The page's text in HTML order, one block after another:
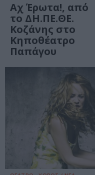
Αχ Έρωτα!, από
το ΔΗ.ΠΕ.ΘΕ.
Κοζάνης στο
Κηποθέατρο
Παπάγου